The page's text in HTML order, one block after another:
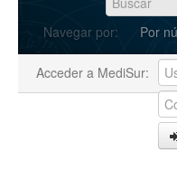
Navegar por: Por
Acceder a MediSur: